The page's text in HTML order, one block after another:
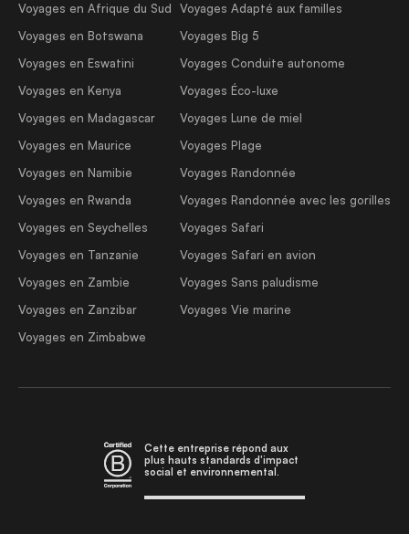
Voyages en Afrique du Sud
Voyages en Botswana
Voyages en Eswatini
Voyages en Kenya
Voyages en Madagascar
Voyages en Maurice
Voyages en Namibie
Voyages en Rwanda
Voyages en Seychelles
Voyages en Tanzanie
Voyages en Zambie
Voyages en Zanzibar
Voyages en Zimbabwe
Voyages Adapté aux familles
Voyages Big 5
Voyages Conduite autonome
Voyages Éco-luxe
Voyages Lune de miel
Voyages Plage
Voyages Randonnée
Voyages Randonnée avec les gorilles
Voyages Safari
Voyages Safari en avion
Voyages Sans paludisme
Voyages Vie marine
Cette entreprise répond aux
plus hauts standards d'impact
social et environnemental.